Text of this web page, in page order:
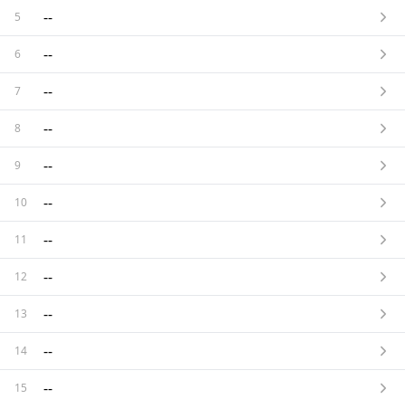
5 --
6 --
7 --
8 --
9 --
10 --
11 --
12 --
13 --
14 --
15 --